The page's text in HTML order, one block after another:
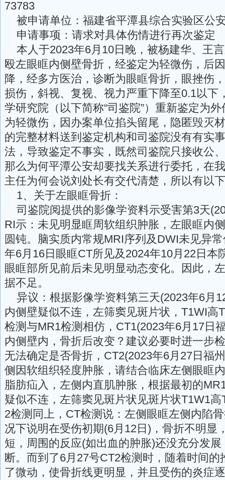
73783
被申请单位：福建省平潭县综合实验区公
申请事项：请求对具体伤情进行再次鉴定
本人于2023年6月10日晚，被杨建华、王
殴左眼眶内侧壁骨折，经鉴定为轻微伤，后
降，经多方医治，诊断为眼眶骨折，眼挫伤
损伤，斜视、复视、视力严重下降至0.1以下
学研究院（以下简称“司鉴院”）重新鉴定为
为轻微伤，因办案单位掐头留尾，隐匿毁灭
的完整材料送到鉴定机构和司鉴院没有有实
法，导致鉴定不事实，既然司鉴院只接收公
那么为何平潭公安却要找关系进行委托，在
主任为何会说刘处长有交代清楚，所以有以
1、关于左眼眶骨折：
司鉴院阅提供的影像学资料示受害第3天
RI示：未见明显眶周软组织肿胀，左眼眶内
圆钝。脑实质内常规MRI序列及DWI未见异
年6月16日眼眶CT所见及2024年10月22日本
眼眶部所见前后未见明显动态变化。因此，
据不足。
异议：根据影像学资料第三天(2023年6月
内侧壁疑似不连，左筛窦见斑片状，T1WI高
检测与MR1检测相仿，CT1(2023年6月17日
内侧壁内，骨折后改变？建议必要时进一步
无法确定是否骨折，CT2(2023年6月27日福
侧因软组织轻度肿胀，请结合临床左侧眼眶
脂肪疝入，左侧内直肌肿胀，根据最初的
疑似不连，左筛窦见斑片状见斑片状T1W1
2检测同上，CT检测说：左侧眼眶左侧内陷
况下说明在受伤初期(6月12日)，骨折不明显
短，周围的反应(如出血的肿胀)还没充分发
断。而到了6月27号CT2检测时，随着时间的
了微动，使骨折线更明显，并且受伤的炎症